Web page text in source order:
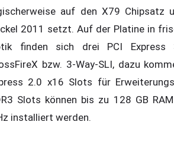
auf den X79 Chipsatz
2011 setzt. Auf der Platine in
finden sich drei PCI
bzw. 3-Way-SLI, dazu
2.0 x16 Slots für
Slots können bis zu 128 GB
installiert werden.